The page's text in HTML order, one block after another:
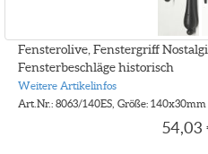
Fensterolive, Fenstergriff
Fensterbeschläge historisch
Weitere Artikelinfos
Art.Nr.: 8063/140ES, Größe: 140x30mm
54,03